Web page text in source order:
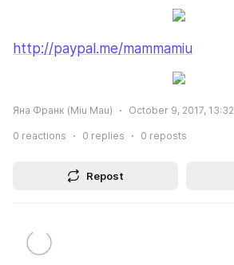
http://paypal.me/mammamiu
Яна Франк (Miu Mau) October 9, 2017, 13:32
0 reactions 0 replies 0 reposts
Repost